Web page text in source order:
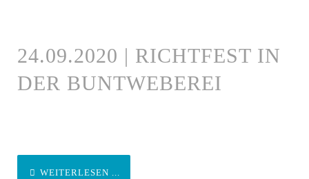
24.09.2020 | RICHTFEST IN
DER BUNTWEBEREI
WEITERLESEN ...